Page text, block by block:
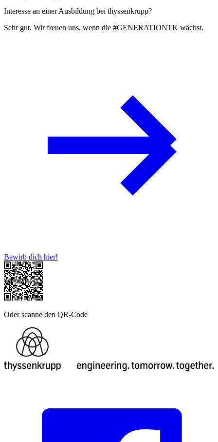
Interesse an einer Ausbildung bei thyssenkrupp?
Sehr gut. Wir freuen uns, wenn die #GENERATIONTK wächst.
Bewirb dich hier!
Oder scanne den QR-Code